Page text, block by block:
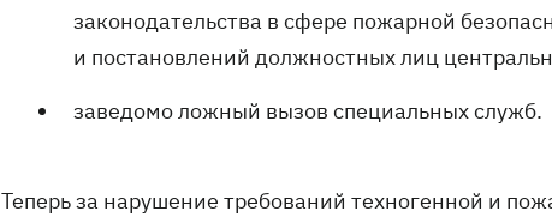
законодательства в сфере пожарной
и постановлений должностных лиц
заведомо ложный вызов специальных служб.
Теперь за нарушение требований техногенной и